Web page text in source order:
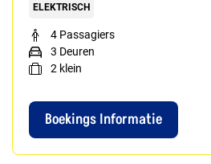
ELEKTRISCH
4 Passagiers
3 Deuren
2 klein
Boekings Informatie